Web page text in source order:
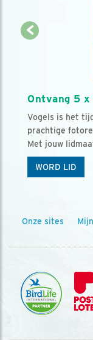
Ontvang 5
Vogels is het
prachtige
Met jouw
WORD LID
Onze sites